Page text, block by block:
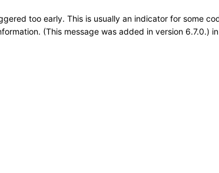
too early. This is usually an indicator for some
(This message was added in version 6.7.0.) in